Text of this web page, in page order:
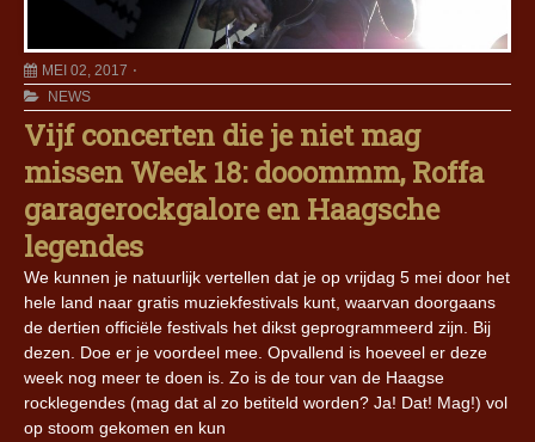
MEI 02, 2017
NEWS
Vijf concerten die je niet mag
missen Week 18: dooommm, Roffa
garagerockgalore en Haagsche
legendes
We kunnen je natuurlijk vertellen dat je op vrijdag 5 mei door het
hele land naar gratis muziekfestivals kunt, waarvan doorgaans
de dertien officiële festivals het dikst geprogrammeerd zijn. Bij
dezen. Doe er je voordeel mee. Opvallend is hoeveel er deze
week nog meer te doen is. Zo is de tour van de Haagse
rocklegendes (mag dat al zo betiteld worden? Ja! Dat! Mag!) vol
op stoom gekomen en kun